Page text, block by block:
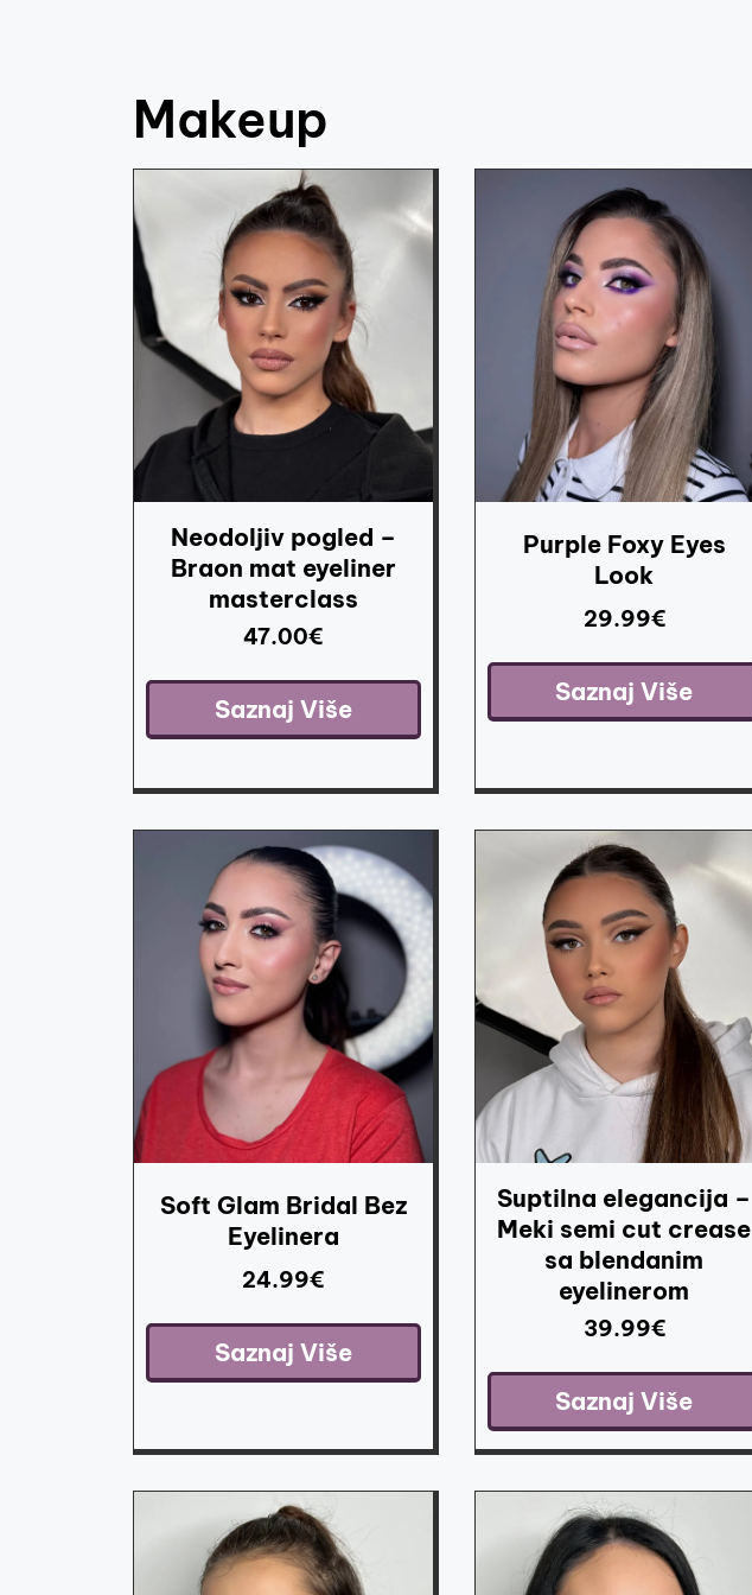
Makeup
Neodoljiv pogled –
Braon mat eyeliner
masterclass
47.00€
Saznaj Više
Purple Foxy Eyes
Look
29.99€
Saznaj Više
Soft Glam Bridal Bez
Eyelinera
24.99€
Saznaj Više
Suptilna elegancija –
Meki semi cut crease
sa blendanim
eyelinerom
39.99€
Saznaj Više